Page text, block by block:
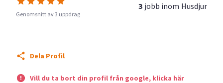
Genomsnitt av 3 uppdrag
3 jobb inom Husdjur
Dela Profil
Vill du ta bort din profil från google, klicka här